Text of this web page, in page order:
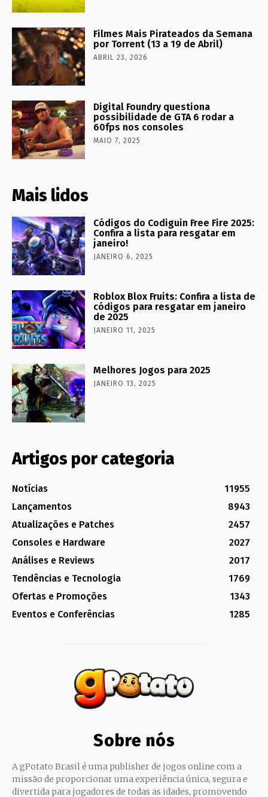
Filmes Mais Pirateados da Semana
por Torrent (13 a 19 de Abril)
ABRIL 23, 2026
Digital Foundry questiona
possibilidade de GTA 6 rodar a
60fps nos consoles
MAIO 7, 2025
Mais lidos
Códigos do Codiguin Free Fire 2025:
Confira a lista para resgatar em
janeiro!
JANEIRO 6, 2025
Roblox Blox Fruits: Confira a lista de
códigos para resgatar em janeiro
de 2025
JANEIRO 11, 2025
Melhores Jogos para 2025
JANEIRO 13, 2025
Artigos por categoria
Notícias
11955
Lançamentos
8943
Atualizações e Patches
2457
Consoles e Hardware
2027
Análises e Reviews
2017
Tendências e Tecnologia
1769
Ofertas e Promoções
1343
Eventos e Conferências
1285
Sobre nós
A gPotato Brasil é uma publisher de jogos online com a
missão de proporcionar uma experiência única, segura e
divertida para jogadores de todas as idades, promovendo